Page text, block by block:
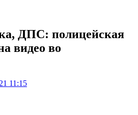
ДПС: полицейская
видео во
11:15